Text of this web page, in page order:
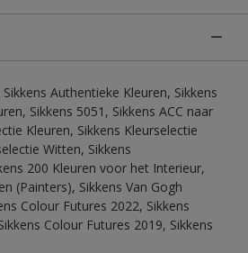
Sikkens Authentieke Kleuren, Sikkens
Sikkens 5051, Sikkens ACC naar
Kleuren, Sikkens Kleurselectie
Witten, Sikkens
200 Kleuren voor het Interieur,
(Painters), Sikkens Van Gogh
Colour Futures 2022, Sikkens
Colour Futures 2019, Sikkens